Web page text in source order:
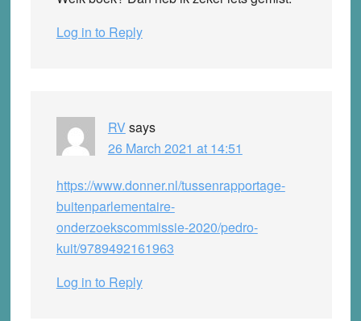
Log in to Reply
RV says
26 March 2021 at 14:51
https://www.donner.nl/tussenrapportage-
buitenparlementaire-
onderzoekscommissie-2020/pedro-
kuit/9789492161963
Log in to Reply